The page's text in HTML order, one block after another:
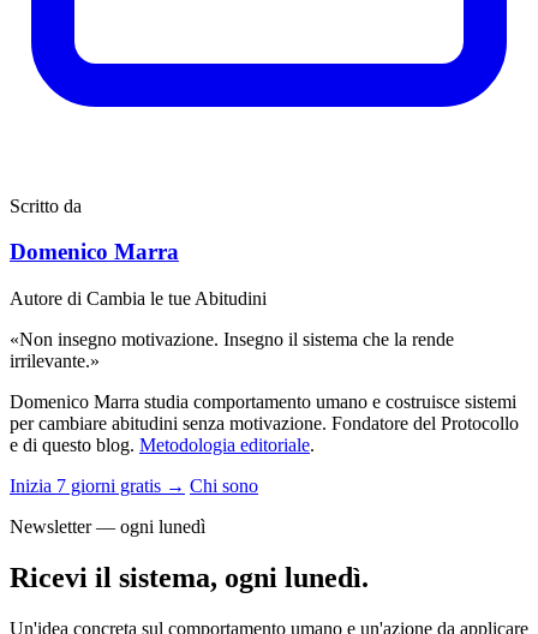
Scritto da
Domenico Marra
Autore di Cambia le tue Abitudini
«Non insegno motivazione. Insegno il sistema che la rende
irrilevante.»
Domenico Marra studia comportamento umano e costruisce sistemi
per cambiare abitudini senza motivazione. Fondatore del Protocollo
e di questo blog. Metodologia editoriale.
Inizia 7 giorni gratis → Chi sono
Newsletter — ogni lunedì
Ricevi il sistema, ogni lunedì.
Un'idea concreta sul comportamento umano e un'azione da applicare